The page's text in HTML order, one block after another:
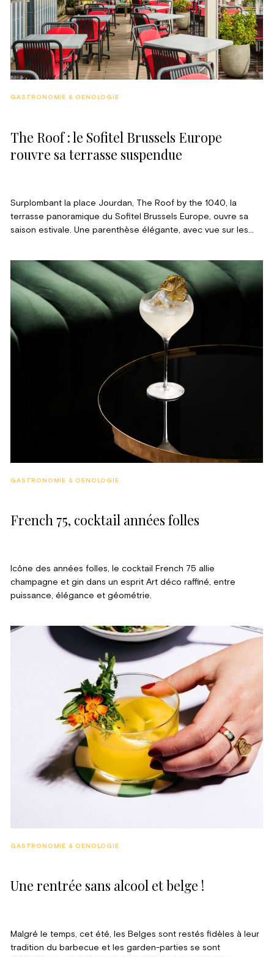
The Roof : le Sofitel Brussels Europe
rouvre sa terrasse suspendue
GASTRONOMIE & OENOLOGIE
Surplombant la place Jourdan, The Roof by the 1040, la
terrasse panoramique du Sofitel Brussels Europe, ouvre sa
saison estivale. Une parenthèse élégante, avec vue sur les
européen.
French 75, cocktail années folles
GASTRONOMIE & OENOLOGIE
Icône des années folles, le cocktail French 75 allie
champagne et gin dans un esprit Art déco raffiné, entre
puissance, élégance et géométrie.
Une rentrée sans alcool et belge !
GASTRONOMIE & OENOLOGIE
Malgré le temps, cet été, les Belges sont restés fidèles à leur
tradition du barbecue et les garden-parties se sont